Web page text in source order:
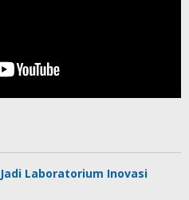
Laboratorium Inovasi